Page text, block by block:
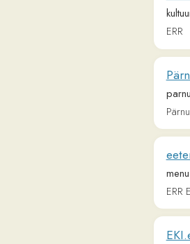
ERR
EKI.ee
Eesti
Eesti
Tarbija -
Tarbija